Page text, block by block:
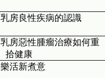
乳房良性疾病的認識
乳房惡性腫瘤治療如何重
拾健康
樂活新煮意